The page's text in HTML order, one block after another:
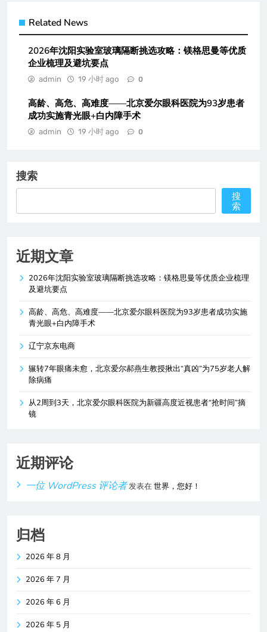
Related News
2026年沈阳实验室玻璃隔断挑选攻略：镁格思曼等优质
企业梳理及避坑要点
admin 19 小时 ago 0
高龄、高危、高难度——北京爱尔眼科医院为93岁患者
成功实施青光眼+白内障手术
admin 19 小时 ago 0
搜索
搜
索
近期文章
2026年沈阳实验室玻璃隔断挑选攻略：镁格思曼等优质企业梳理
及避坑要点
高龄、高危、高难度——北京爱尔眼科医院为93岁患者成功实施
青光眼+白内障手术
辽宁京东电商
辗转7年眼痛未愈，北京爱尔郝燕生教授揪出“真凶”为75岁老人解
除病痛
从2周到3天，北京爱尔眼科医院为新疆高度近视患者“抢时间”摘
镜
近期评论
一位 WordPress 评论者发表在世界，您好！
归档
2026 年 8 月
2026 年 7 月
2026 年 6 月
2026 年 5 月